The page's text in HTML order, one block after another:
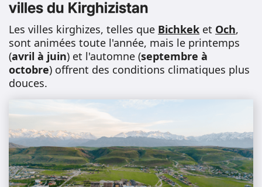
villes du Kirghizistan
Les villes kirghizes, telles que Bichkek et Och,
sont animées toute l'année, mais le printemps
(avril à juin) et l'automne (septembre à
octobre) offrent des conditions climatiques plus
douces.